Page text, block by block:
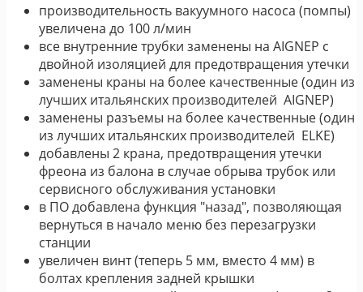
производительность вакуумного насоса (помпы)
увеличена до 100 л/мин
все внутренние трубки заменены на AIGNEP с
двойной изоляцией для предотвращения утечки
заменены краны на более качественные (один из
лучших итальянских производителей AIGNEP)
заменены разъемы на более качественные (один
из лучших итальянских производителей ELKE)
добавлены 2 крана, предотвращения утечки
фреона из балона в случае обрыва трубок или
сервисного обслуживания установки
в ПО добавлена функция "назад", позволяющая
вернуться в начало меню без перезагрузки
станции
увеличен винт (теперь 5 мм, вместо 4 мм) в
болтах крепления задней крышки